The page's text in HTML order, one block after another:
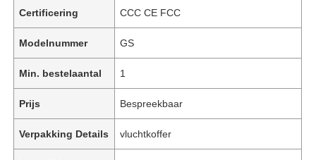
Certificering CCC CE FCC
Modelnummer GS
Min. bestelaantal 1
Prijs Bespreekbaar
Verpakking Details vluchtkoffer